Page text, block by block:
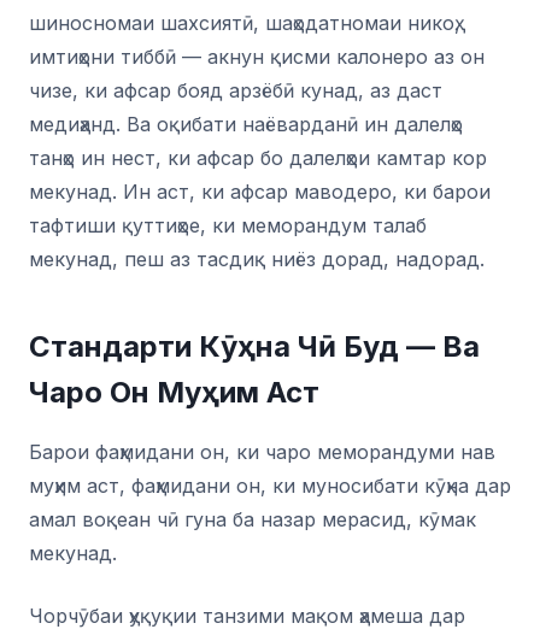
шиносномаи шахсиятӣ, шаҳодатномаи никоҳ,
имтиҳони тиббӣ — акнун қисми калонеро аз он
чизе, ки афсар бояд арзёбӣ кунад, аз даст
медиҳанд. Ва оқибати наёварданӣ ин далелҳо
танҳо ин нест, ки афсар бо далелҳои камтар кор
мекунад. Ин аст, ки афсар маводеро, ки барои
тафтиши қуттиҳое, ки меморандум талаб
мекунад, пеш аз тасдиқ ниёз дорад, надорад.
Стандарти Кӯҳна Чӣ Буд — Ва
Чаро Он Муҳим Аст
Барои фаҳмидани он, ки чаро меморандуми нав
муҳим аст, фаҳмидани он, ки муносибати кӯҳна дар
амал воқеан чӣ гуна ба назар мерасид, кӯмак
мекунад.
Чорчӯбаи ҳуқуқии танзими мақом ҳамеша дар